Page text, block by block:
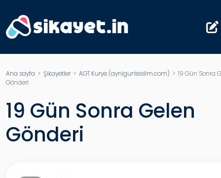
Ana sayfa > Şikayetler> AGT Kurye (aynigunteslim.com) > 19 Gün Sonra
Gönderi
19 Gün Sonra Gelen
Gönderi